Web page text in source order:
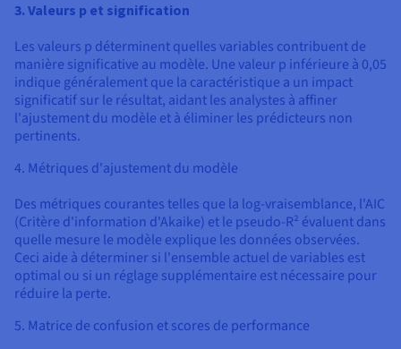
3. Valeurs p et signification
Les valeurs p déterminent quelles variables contribuent de
manière significative au modèle. Une valeur p inférieure à 0,05
indique généralement que la caractéristique a un impact
significatif sur le résultat, aidant les analystes à affiner
l'ajustement du modèle et à éliminer les prédicteurs non
pertinents.
4. Métriques d'ajustement du modèle
Des métriques courantes telles que la log-vraisemblance, l'AIC
(Critère d'information d'Akaike) et le pseudo-R² évaluent dans
quelle mesure le modèle explique les données observées.
Ceci aide à déterminer si l'ensemble actuel de variables est
optimal ou si un réglage supplémentaire est nécessaire pour
réduire la perte.
5. Matrice de confusion et scores de performance